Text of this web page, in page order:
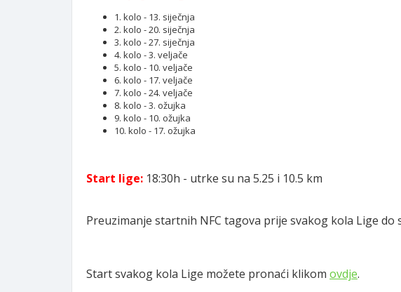
1. kolo - 13. siječnja
2. kolo - 20. siječnja
3. kolo - 27. siječnja
4. kolo - 3. veljače
5. kolo - 10. veljače
6. kolo - 17. veljače
7. kolo - 24. veljače
8. kolo - 3. ožujka
9. kolo - 10. ožujka
10. kolo - 17. ožujka
Start lige: 18:30h - utrke su na 5.25 i 10.5 km
Preuzimanje startnih NFC tagova prije svakog kola Lige do
Start svakog kola Lige možete pronaći klikom ovdje.